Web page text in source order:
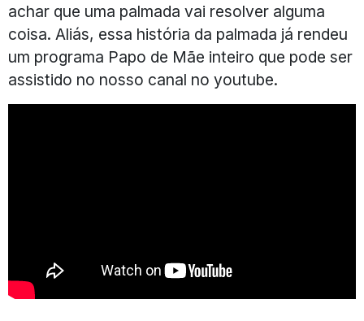
achar que uma palmada vai resolver alguma
coisa. Aliás, essa história da palmada já rendeu
um programa Papo de Mãe inteiro que pode ser
assistido no nosso canal no youtube.